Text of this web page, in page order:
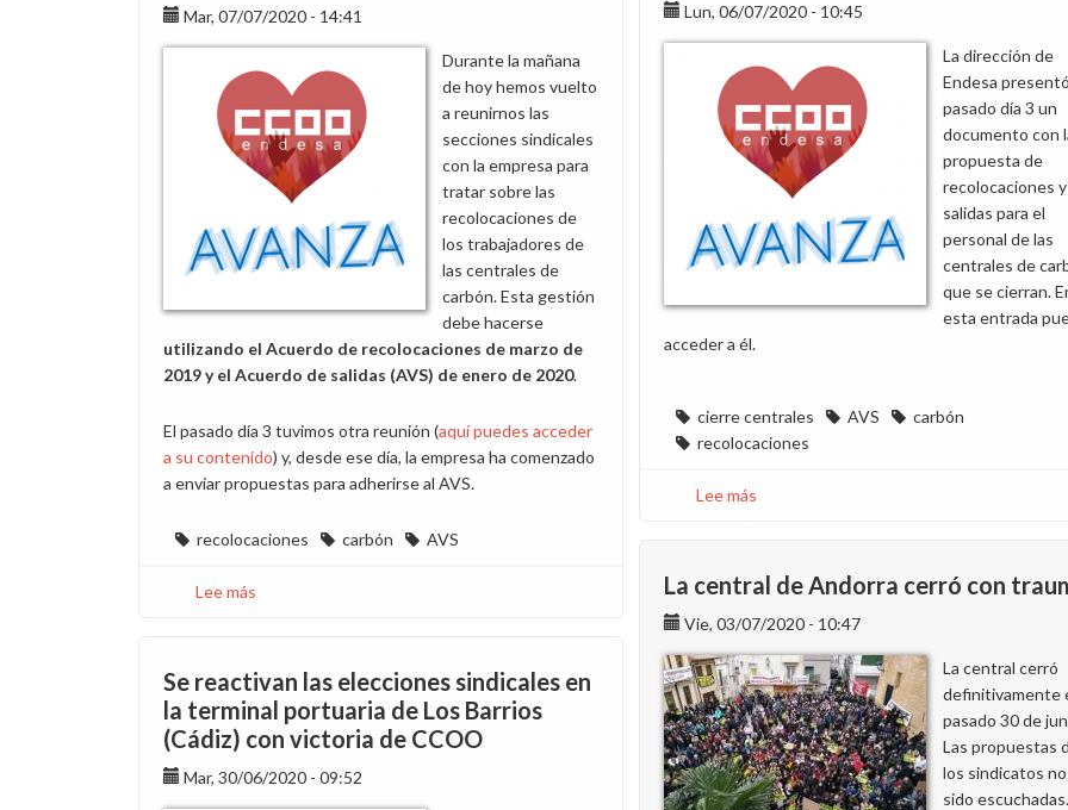
Recolocaciones
de
las
centrales
de
carbón
y
actas
correspondientes
Mar, 07/07/2020 - 14:41
Durante la mañana
de hoy hemos vuelto
a reunirnos las
secciones sindicales
con la empresa para
tratar sobre las
recolocaciones de
los trabajadores de
las centrales de
carbón. Esta gestión
debe hacerse
utilizando el Acuerdo de recolocaciones de marzo de
2019 y el Acuerdo de salidas (AVS) de enero de 2020.
El pasado día 3 tuvimos otra reunión (aquí puedes acceder
a su contenido) y, desde ese día, la empresa ha comenzado
a enviar propuestas para adherirse al AVS.
recolocaciones carbón AVS
Lee más
de
CCOO
en
la
reunión
Lun, 06/07/2020 - 10:45
La dirección de
Endesa
pasado día 3 un
documento con
propuesta de
recolocaciones y
salidas para el
personal de las
centrales de
que se cierran.
esta entrada
acceder a él.
cierre centrales AVS
carbón
recolocaciones
Lee más
salidas
en
Generación
La central de Andorra cerró con
Vie, 03/07/2020 - 10:47
La central cerró
definitivamente
pasado 30 de
Las propuestas
los sindicatos
sido escuchadas.
Se reactivan las elecciones sindicales en
la terminal portuaria de Los Barrios
(Cádiz) con victoria de CCOO
Mar, 30/06/2020 - 09:52